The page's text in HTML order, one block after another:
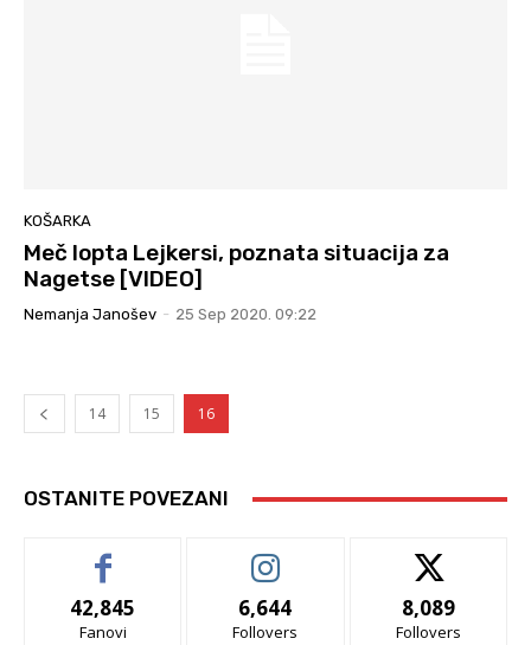
KOŠARKA
Meč lopta Lejkersi, poznata situacija za
Nagetse [VIDEO]
Nemanja Janošev - 25 Sep 2020. 09:22
14 15 16
OSTANITE POVEZANI
42,845
Fanovi
6,644
Follovers
8,089
Follovers